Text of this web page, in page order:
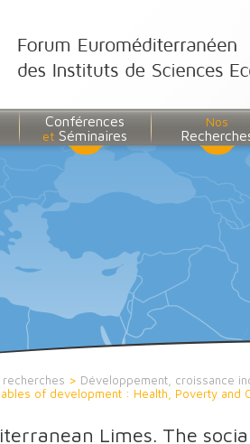
Conférences
et Séminaires
Nos
recherches > Développement, croissance
of development : Health, Poverty and
Limes. The